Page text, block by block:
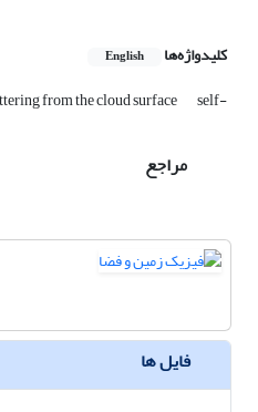
کلیدواژه‌ها English
from the cloud surface self-
مراجع
فایل ها